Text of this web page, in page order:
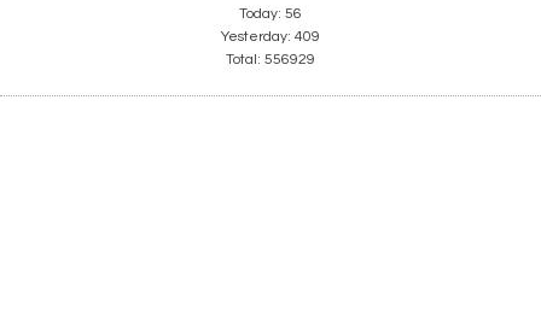
Today: 56
Yesterday: 409
Total: 556929